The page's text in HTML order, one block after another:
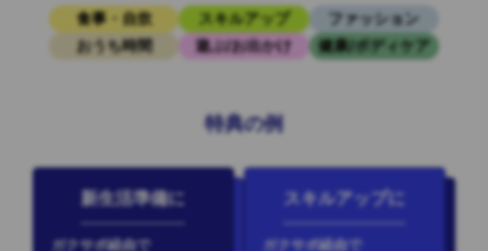
食事・自炊 スキルアップ
ファッション
おうち時間
遊ぶ/お出かけ 健康/ボディケア
特典の例
新生活準備に
ガクサポ経由で
スキルアップに
ガクサポ経由で